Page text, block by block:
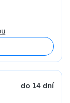
do 14 dní